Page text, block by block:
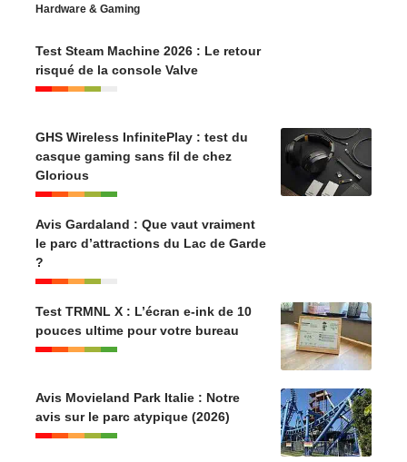
Hardware & Gaming
Test Steam Machine 2026 : Le retour
risqué de la console Valve
GHS Wireless InfinitePlay : test du
casque gaming sans fil de chez
Glorious
Avis Gardaland : Que vaut vraiment
le parc d’attractions du Lac de Garde
?
Test TRMNL X : L’écran e-ink de 10
pouces ultime pour votre bureau
Avis Movieland Park Italie : Notre
avis sur le parc atypique (2026)